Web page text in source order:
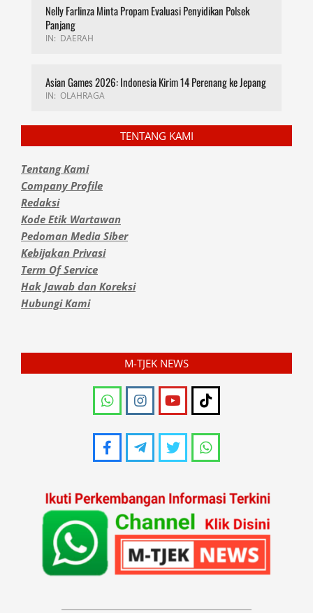
Nelly Farlinza Minta Propam Evaluasi Penyidikan Polsek
Panjang
IN: DAERAH
Asian Games 2026: Indonesia Kirim 14 Perenang ke Jepang
IN: OLAHRAGA
TENTANG KAMI
Tentang Kami
Company Profile
Redaksi
Kode Etik Wartawan
Pedoman Media Siber
Kebijakan Privasi
Term Of Service
Hak Jawab dan Koreksi
Hubungi Kami
M-TJEK NEWS